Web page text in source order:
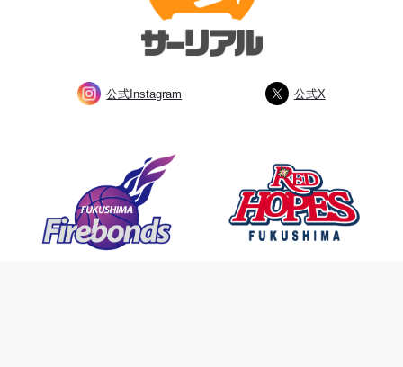
公式Instagram 公式X